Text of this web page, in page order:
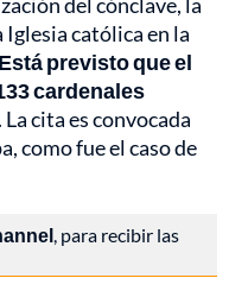
Iglesia católica en la
Está previsto que el
cardenales
. La cita es convocada
como fue el caso de
, para recibir las